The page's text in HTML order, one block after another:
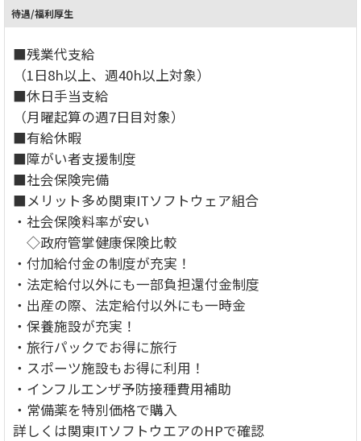
待遇/福利厚生
■残業代支給
（1日8h以上、週40h以上対象）
■休日手当支給
（月曜起算の週7日目対象）
■有給休暇
■障がい者支援制度
■社会保険完備
■メリット多め関東ITソフトウェア組合
・社会保険料率が安い
◇政府管掌健康保険比較
・付加給付金の制度が充実！
・法定給付以外にも一部負担還付金制度
・出産の際、法定給付以外にも一時金
・保養施設が充実！
・旅行パックでお得に旅行
・スポーツ施設もお得に利用！
・インフルエンザ予防接種費用補助
・常備薬を特別価格で購入
詳しくは関東ITソフトウエアのHPで確認